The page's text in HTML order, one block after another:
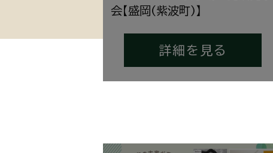
会【盛岡(紫波町)】
詳細を見る